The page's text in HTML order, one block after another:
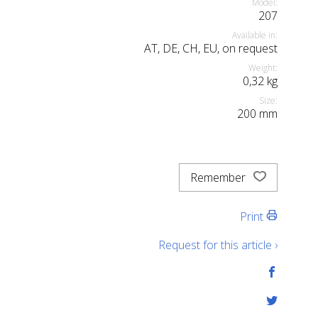
Model:
207
Available in:
AT, DE, CH, EU, on request
Weight:
0,32 kg
Size:
200 mm
Remember
Print
Request for this article ›